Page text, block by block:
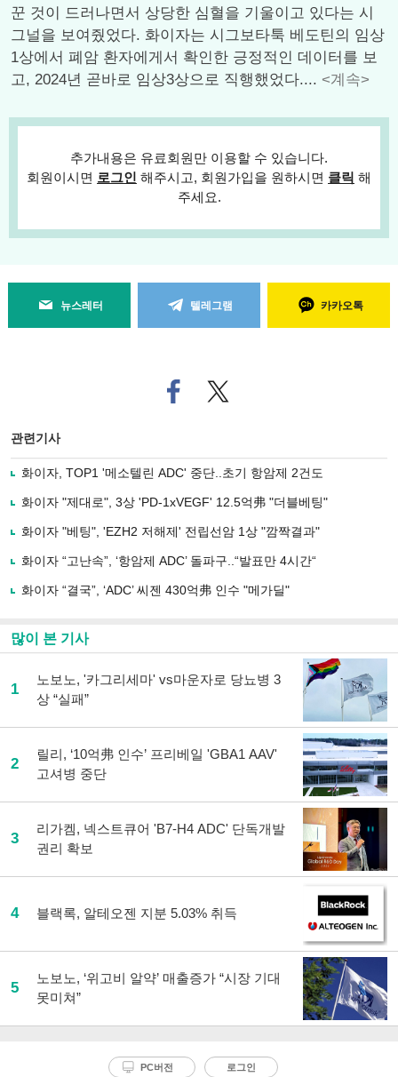
꾼 것이 드러나면서 상당한 심혈을 기울이고 있다는 시
그널을 보여줬었다. 화이자는 시그보타툭 베도틴의 임상
1상에서 폐암 환자에게서 확인한 긍정적인 데이터를 보
고, 2024년 곧바로 임상3상으로 직행했었다.... <계속>
추가내용은 유료회원만 이용할 수 있습니다.
회원이시면 로그인 해주시고, 회원가입을 원하시면 클릭 해
주세요.
뉴스레터 텔레그램 카카오톡
페
이
로
사
유
기
트위
터로
관련기사
화이자, TOP1 '메소텔린 ADC' 중단..초기 항암제 2건도
화이자 "제대로", 3상 'PD-1xVEGF' 12.5억弗 "더블베팅"
화이자 "베팅", 'EZH2 저해제' 전립선암 1상 "깜짝결과"
화이자 “고난속”, ‘항암제 ADC’ 돌파구..“발표만 4시간“
화이자 “결국”, ‘ADC’ 씨젠 430억弗 인수 "메가딜"
많이 본 기사
1
노보노, '카그리세마' vs마운자로 당뇨병 3
상 “실패”
2
릴리, ‘10억弗 인수’ 프리베일 'GBA1 AAV'
고셔병 중단
3
리가켐, 넥스트큐어 'B7-H4 ADC' 단독개발
권리 확보
4 블랙록, 알테오젠 지분 5.03% 취득
5
노보노, ‘위고비 알약’ 매출증가 “시장 기대
못미쳐”
PC버전 로그인